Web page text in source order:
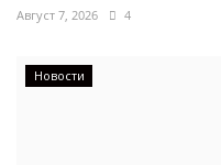
Август 7, 2026 4
Новости